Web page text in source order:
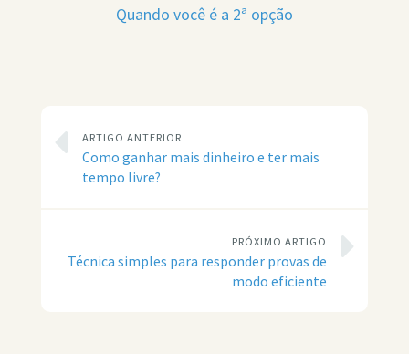
Quando você é a 2ª opção
ARTIGO ANTERIOR
Como ganhar mais dinheiro e ter mais
tempo livre?
PRÓXIMO ARTIGO
Técnica simples para responder provas de
modo eficiente